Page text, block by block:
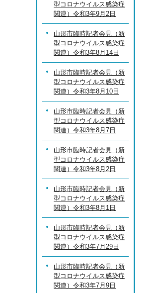
型コロナウイルス感染症
関連）令和3年9月2日
山形市臨時記者会見（新
型コロナウイルス感染症
関連）令和3年8月14日
山形市臨時記者会見（新
型コロナウイルス感染症
関連）令和3年8月10日
山形市臨時記者会見（新
型コロナウイルス感染症
関連）令和3年8月7日
山形市臨時記者会見（新
型コロナウイルス感染症
関連）令和3年8月2日
山形市臨時記者会見（新
型コロナウイルス感染症
関連）令和3年8月1日
山形市臨時記者会見（新
型コロナウイルス感染症
関連）令和3年7月29日
山形市臨時記者会見（新
型コロナウイルス感染症
関連）令和3年7月9日